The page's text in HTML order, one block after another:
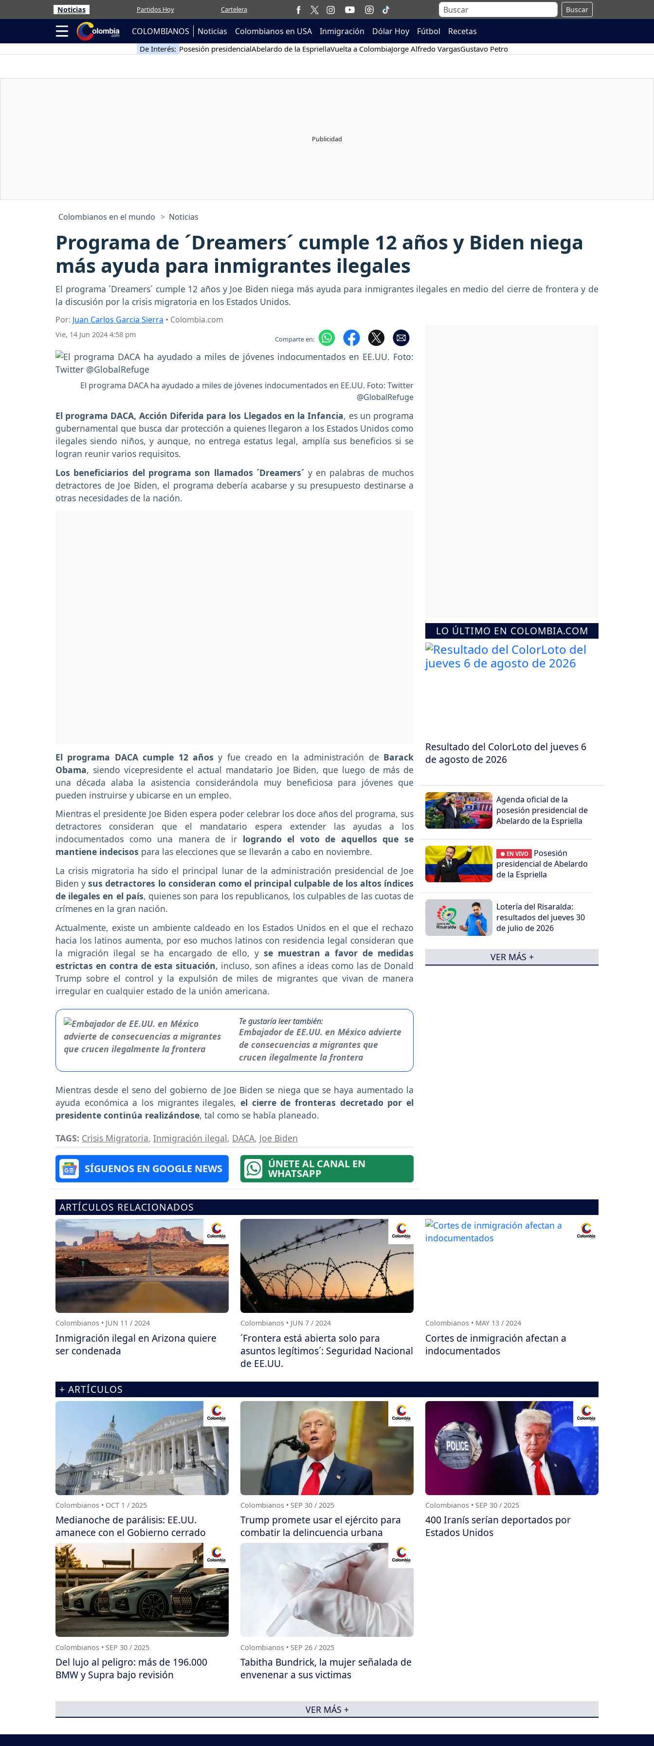
Noticias Partidos Hoy Cartelera Buscar
COLOMBIANOS Noticias Colombianos en USA Inmigración Dólar Hoy Fútbol Recetas
De Interés: Posesión presidencialAbelardo de la EspriellaVuelta a ColombiaJorge Alfredo VargasGustavo Petro
Colombianos en el mundo Noticias
Programa de ´Dreamers´ cumple 12 años y Biden niega
más ayuda para inmigrantes ilegales
El programa ´Dreamers´ cumple 12 años y Joe Biden niega más ayuda para inmigrantes ilegales en medio del cierre de frontera y de
la discusión por la crisis migratoria en los Estados Unidos.
Por: Juan Carlos Garcia Sierra • Colombia.com
Vie, 14 Jun 2024 4:58 pm Comparte en:
El programa DACA ha ayudado a miles de jóvenes indocumentados en EE.UU. Foto: Twitter
@GlobalRefuge
El programa DACA, Acción Diferida para los Llegados en la Infancia, es un programa
gubernamental que busca dar protección a quienes llegaron a los Estados Unidos como
ilegales siendo niños, y aunque, no entrega estatus legal, amplía sus beneficios si se
logran reunir varios requisitos.
Los beneficiarios del programa son llamados ´Dreamers´ y en palabras de muchos
detractores de Joe Biden, el programa debería acabarse y su presupuesto destinarse a
otras necesidades de la nación.
El programa DACA cumple 12 años y fue creado en la administración de Barack
Obama, siendo vicepresidente el actual mandatario Joe Biden, que luego de más de
una década alaba la asistencia considerándola muy beneficiosa para jóvenes que
pueden instruirse y ubicarse en un empleo.
Mientras el presidente Joe Biden espera poder celebrar los doce años del programa, sus
detractores consideran que el mandatario espera extender las ayudas a los
indocumentados como una manera de ir logrando el voto de aquellos que se
mantiene indecisos para las elecciones que se llevarán a cabo en noviembre.
La crisis migratoria ha sido el principal lunar de la administración presidencial de Joe
Biden y sus detractores lo consideran como el principal culpable de los altos índices
de ilegales en el país, quienes son para los republicanos, los culpables de las cuotas de
crímenes en la gran nación.
Actualmente, existe un ambiente caldeado en los Estados Unidos en el que el rechazo
hacia los latinos aumenta, por eso muchos latinos con residencia legal consideran que
la migración ilegal se ha encargado de ello, y se muestran a favor de medidas
estrictas en contra de esta situación, incluso, son afines a ideas como las de Donald
Trump sobre el control y la expulsión de miles de migrantes que vivan de manera
irregular en cualquier estado de la unión americana.
Te gustaría leer también:
Embajador de EE.UU. en México advierte
de consecuencias a migrantes que
crucen ilegalmente la frontera
Mientras desde el seno del gobierno de Joe Biden se niega que se haya aumentado la
ayuda económica a los migrantes ilegales, el cierre de fronteras decretado por el
presidente continúa realizándose, tal como se había planeado.
TAGS: Crisis Migratoria, Inmigración ilegal, DACA, Joe Biden
SÍGUENOS EN GOOGLE NEWS ÚNETE AL CANAL EN
WHATSAPP
LO ÚLTIMO EN COLOMBIA.COM
Resultado del ColorLoto del jueves 6
de agosto de 2026
Agenda oficial de la
posesión presidencial de
Abelardo de la Espriella
● EN VIVO
Posesión
presidencial de Abelardo
de la Espriella
Lotería del Risaralda:
resultados del jueves 30
de julio de 2026
VER MÁS +
ARTÍCULOS RELACIONADOS
Colombianos • JUN 11 / 2024
Inmigración ilegal en Arizona quiere
ser condenada
Colombianos • JUN 7 / 2024
´Frontera está abierta solo para
asuntos legítimos´: Seguridad Nacional
de EE.UU.
Colombianos • MAY 13 / 2024
Cortes de inmigración afectan a
indocumentados
+ ARTÍCULOS
Colombianos • OCT 1 / 2025
Medianoche de parálisis: EE.UU.
amanece con el Gobierno cerrado
Colombianos • SEP 30 / 2025
Trump promete usar el ejército para
combatir la delincuencia urbana
Colombianos • SEP 30 / 2025
400 Iranís serían deportados por
Estados Unidos
Colombianos • SEP 30 / 2025
Del lujo al peligro: más de 196.000
BMW y Supra bajo revisión
Colombianos • SEP 26 / 2025
Tabitha Bundrick, la mujer señalada de
envenenar a sus victimas
VER MÁS +